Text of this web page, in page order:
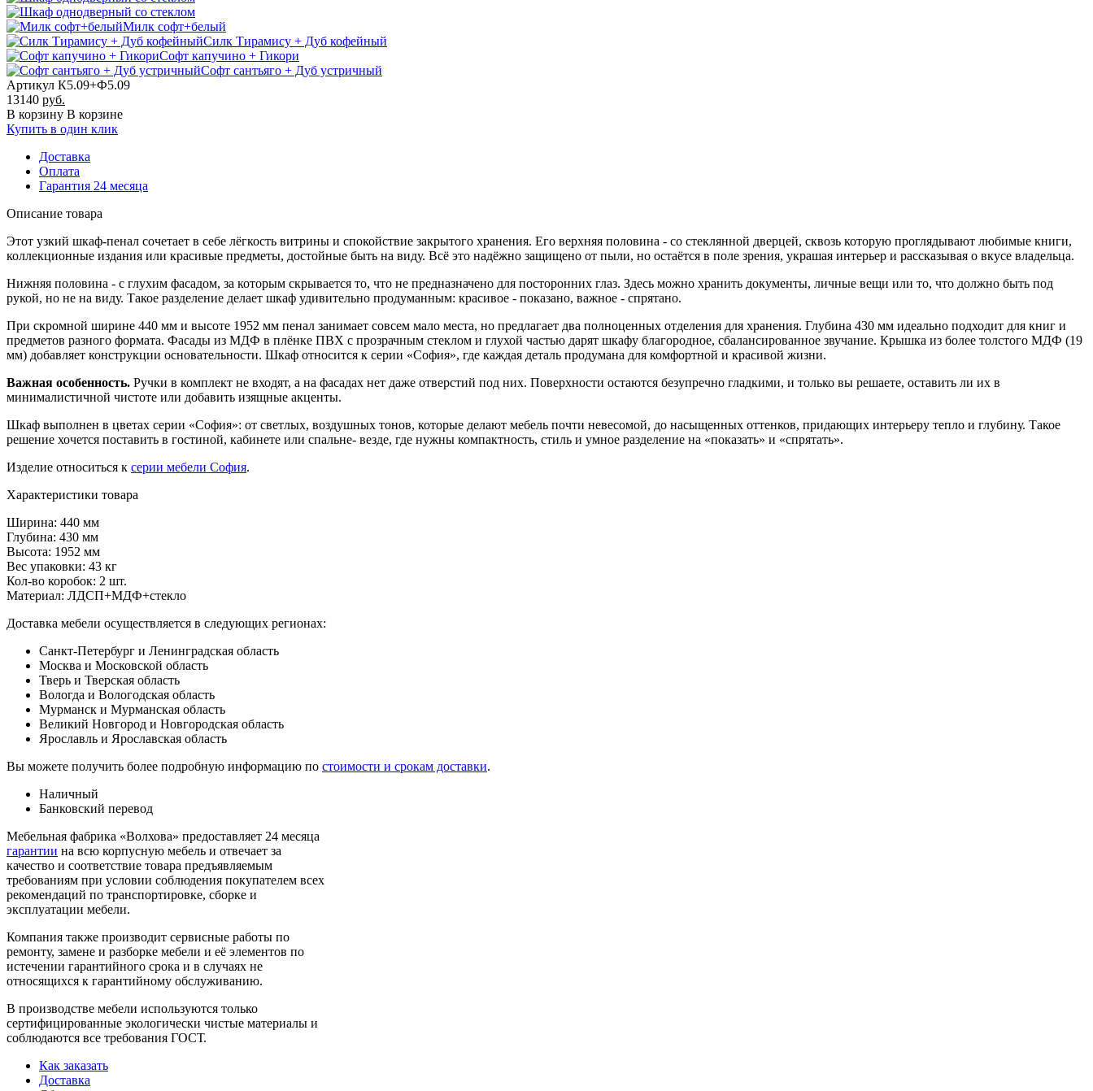
Милк софт+белый
Силк Тирамису + Дуб кофейный
Софт капучино + Гикори
Софт сантьяго + Дуб устричный
Артикул К5.09+Ф5.09
13140 руб.
В корзину В корзине
Купить в один клик
Доставка
Оплата
Гарантия 24 месяца
Описание товара
Этот узкий шкаф-пенал сочетает в себе лёгкость витрины и спокойствие закрытого хранения. Его верхняя половина - со стеклянной дверцей, сквозь которую проглядывают любимые книги,
коллекционные издания или красивые предметы, достойные быть на виду. Всё это надёжно защищено от пыли, но остаётся в поле зрения, украшая интерьер и рассказывая о вкусе владельца.
Нижняя половина - с глухим фасадом, за которым скрывается то, что не предназначено для посторонних глаз. Здесь можно хранить документы, личные вещи или то, что должно быть под
рукой, но не на виду. Такое разделение делает шкаф удивительно продуманным: красивое - показано, важное - спрятано.
При скромной ширине 440 мм и высоте 1952 мм пенал занимает совсем мало места, но предлагает два полноценных отделения для хранения. Глубина 430 мм идеально подходит для книг и
предметов разного формата. Фасады из МДФ в плёнке ПВХ с прозрачным стеклом и глухой частью дарят шкафу благородное, сбалансированное звучание. Крышка из более толстого МДФ (19
мм) добавляет конструкции основательности. Шкаф относится к серии «София», где каждая деталь продумана для комфортной и красивой жизни.
Важная особенность. Ручки в комплект не входят, а на фасадах нет даже отверстий под них. Поверхности остаются безупречно гладкими, и только вы решаете, оставить ли их в
минималистичной чистоте или добавить изящные акценты.
Шкаф выполнен в цветах серии «София»: от светлых, воздушных тонов, которые делают мебель почти невесомой, до насыщенных оттенков, придающих интерьеру тепло и глубину. Такое
решение хочется поставить в гостиной, кабинете или спальне- везде, где нужны компактность, стиль и умное разделение на «показать» и «спрятать».
Изделие относиться к серии мебели София.
Характеристики товара
Ширина: 440 мм
Глубина: 430 мм
Высота: 1952 мм
Вес упаковки: 43 кг
Кол-во коробок: 2 шт.
Материал: ЛДСП+МДФ+стекло
Доставка мебели осуществляется в следующих регионах:
Санкт-Петербург и Ленинградская область
Москва и Московской область
Тверь и Тверская область
Вологда и Вологодская область
Мурманск и Мурманская область
Великий Новгород и Новгородская область
Ярославль и Ярославская область
Вы можете получить более подробную информацию по стоимости и срокам доставки.
Наличный
Банковский перевод
Мебельная фабрика «Волхова» предоставляет 24 месяца
гарантии на всю корпусную мебель и отвечает за
качество и соответствие товара предъяв­ляе­мым
требованиям при условии соблюдения покупателем всех
рекомендаций по транспорти­ровке, сборке и
эксплуатации мебели.
Компания также производит сервисные работы по
ремонту, замене и разборке мебели и её элементов по
истечении гарантийного срока и в случаях не
относящихся к гарантийному обслуживанию.
В производстве мебели используются только
сертифицированные экологически чистые материалы и
соблюдаются все требования ГОСТ.
Как заказать
Доставка